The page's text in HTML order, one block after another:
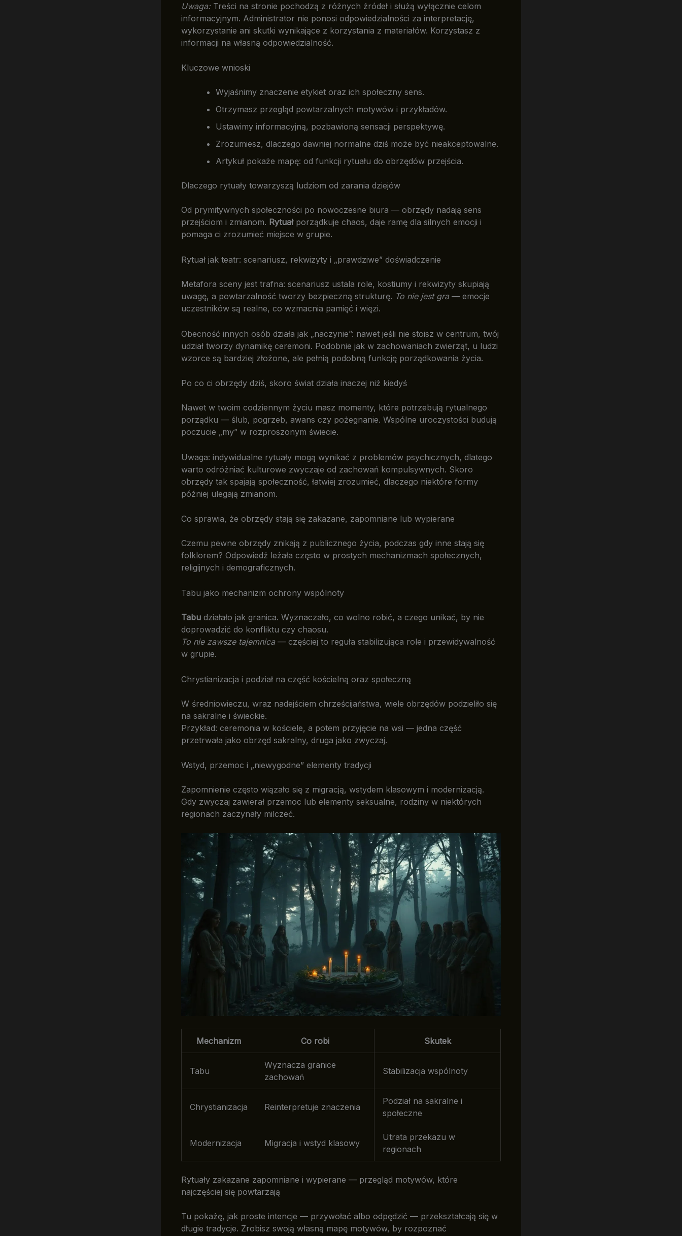
Uwaga: Treści na stronie pochodzą z różnych źródeł i służą wyłącznie celom
informacyjnym. Administrator nie ponosi odpowiedzialności za interpretację,
wykorzystanie ani skutki wynikające z korzystania z materiałów. Korzystasz z
informacji na własną odpowiedzialność.
Kluczowe wnioski
Wyjaśnimy znaczenie etykiet oraz ich społeczny sens.
Otrzymasz przegląd powtarzalnych motywów i przykładów.
Ustawimy informacyjną, pozbawioną sensacji perspektywę.
Zrozumiesz, dlaczego dawniej normalne dziś może być nieakceptowalne.
Artykuł pokaże mapę: od funkcji rytuału do obrzędów przejścia.
Dlaczego rytuały towarzyszą ludziom od zarania dziejów
Od prymitywnych społeczności po nowoczesne biura — obrzędy nadają sens
przejściom i zmianom. Rytuałporządkuje chaos, daje ramę dla silnych emocji i
pomaga ci zrozumieć miejsce w grupie.
Rytuał jak teatr: scenariusz, rekwizyty i „prawdziwe” doświadczenie
Metafora sceny jest trafna: scenariusz ustala role, kostiumy i rekwizyty skupiają
uwagę, a powtarzalność tworzy bezpieczną strukturę. To nie jest gra— emocje
uczestników są realne, co wzmacnia pamięć i więzi.
Obecność innych osób działa jak „naczynie”: nawet jeśli nie stoisz w centrum, twój
udział tworzy dynamikę ceremoni. Podobnie jak w zachowaniach zwierząt, u ludzi
wzorce są bardziej złożone, ale pełnią podobną funkcję porządkowania życia.
Po co ci obrzędy dziś, skoro świat działa inaczej niż kiedyś
Nawet w twoim codziennym życiu masz momenty, które potrzebują rytualnego
porządku — ślub, pogrzeb, awans czy pożegnanie. Wspólne uroczystości budują
poczucie „my” w rozproszonym świecie.
Uwaga: indywidualne rytuały mogą wynikać z problemów psychicznych, dlatego
warto odróżniać kulturowe zwyczaje od zachowań kompulsywnych. Skoro
obrzędy tak spajają społeczność, łatwiej zrozumieć, dlaczego niektóre formy
później ulegają zmianom.
Co sprawia, że obrzędy stają się zakazane, zapomniane lub wypierane
Czemu pewne obrzędy znikają z publicznego życia, podczas gdy inne stają się
folklorem? Odpowiedź leżała często w prostych mechanizmach społecznych,
religijnych i demograficznych.
Tabu jako mechanizm ochrony wspólnoty
Tabu działało jak granica. Wyznaczało, co wolno robić, a czego unikać, by nie
doprowadzić do konfliktu czy chaosu.
To nie zawsze tajemnica— częściej to reguła stabilizująca role i przewidywalność
w grupie.
Chrystianizacja i podział na część kościelną oraz społeczną
W średniowieczu, wraz nadejściem chrześcijaństwa, wiele obrzędów podzieliło się
na sakralne i świeckie.
Przykład: ceremonia w kościele, a potem przyjęcie na wsi — jedna część
przetrwała jako obrzęd sakralny, druga jako zwyczaj.
Wstyd, przemoc i „niewygodne” elementy tradycji
Zapomnienie często wiązało się z migracją, wstydem klasowym i modernizacją.
Gdy zwyczaj zawierał przemoc lub elementy seksualne, rodziny w niektórych
regionach zaczynały milczeć.
Mechanizm Co robi Skutek
Tabu
Wyznacza granice
zachowań
Stabilizacja wspólnoty
Chrystianizacja Reinterpretuje znaczenia
Podział na sakralne i
społeczne
Modernizacja Migracja i wstyd klasowy
Utrata przekazu w
regionach
Rytuały zakazane zapomniane i wypierane — przegląd motywów, które
najczęściej się powtarzają
Tu pokażę, jak proste intencje — przywołać albo odpędzić — przekształcają się w
długie tradycje. Zrobisz swoją własną mapę motywów, by rozpoznać